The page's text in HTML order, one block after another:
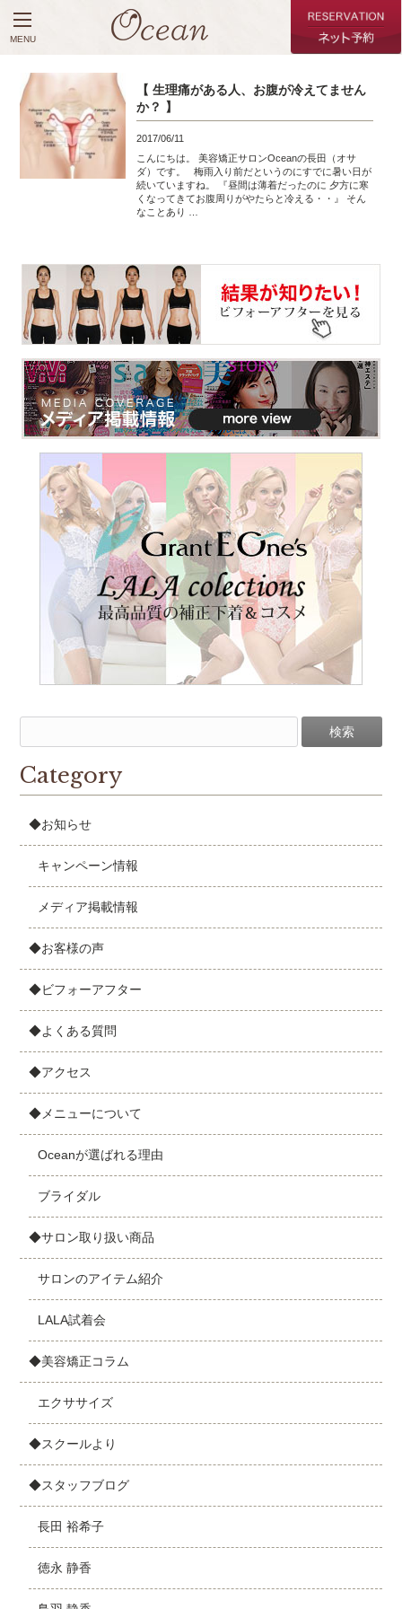
MENU
【 生理痛がある人、お腹が冷えてません
か？ 】
2017/06/11
こんにちは。 美容矯正サロンOceanの長田（オサ
ダ）です。 梅雨入り前だというのにすでに暑い日が
続いていますね。 『昼間は薄着だったのに 夕方に寒
くなってきてお腹周りがやたらと冷える・・』 そん
なことあり …
Category
◆お知らせ
キャンペーン情報
メディア掲載情報
◆お客様の声
◆ビフォーアフター
◆よくある質問
◆アクセス
◆メニューについて
Oceanが選ばれる理由
ブライダル
◆サロン取り扱い商品
サロンのアイテム紹介
LALA試着会
◆美容矯正コラム
エクササイズ
◆スクールより
◆スタッフブログ
長田 裕希子
徳永 静香